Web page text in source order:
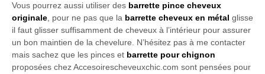
Vous pourrez aussi utiliser des barrette pince cheveux
originale , pour ne pas que la barrette cheveux en métal glisse
il faut glisser suffisamment de cheveux à l’intérieur pour assurer
un bon maintien de la chevelure. N’hésitez pas à me contacter
mais sachez que les pinces et barrette pour chignon
proposées chez Accesoirescheveuxchic.com sont pensées pour